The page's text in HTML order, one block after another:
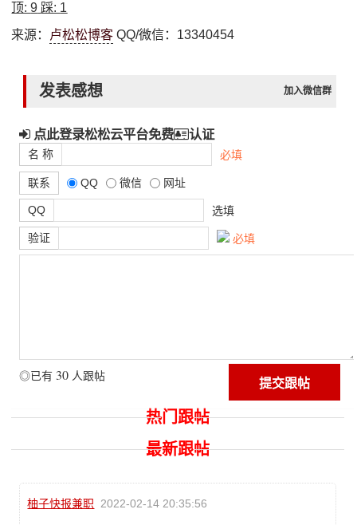
顶:9 踩: 1
来源： 卢松松博客 QQ/微信：13340454
发表感想 加入微信群
点此登录松松云平台免费 认证
名 称 必填
联系 QQ 微信 网址
QQ 选填
验证 必填
◎已有 30 人跟帖
热门跟帖
最新跟帖
柚子快报兼职 2022-02-14 20:35:56